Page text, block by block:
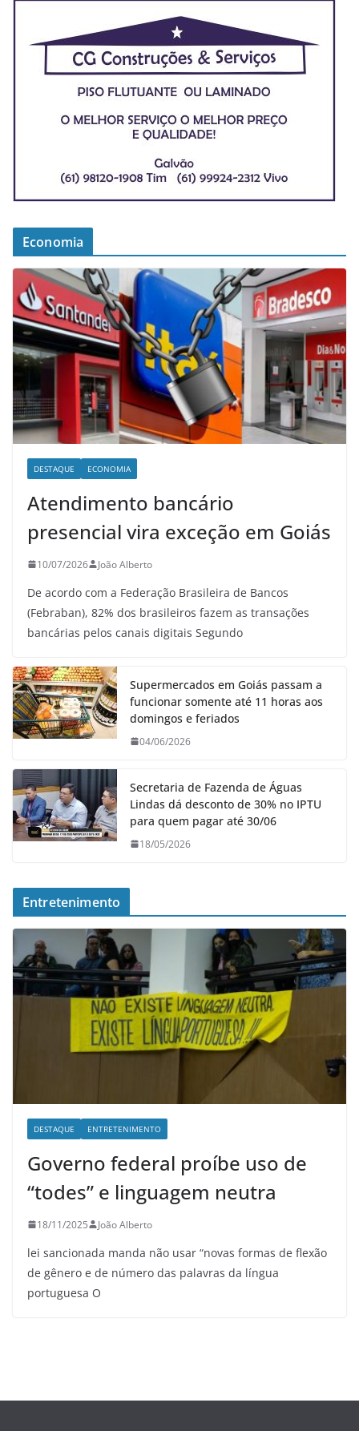
Economia
DESTAQUE ECONOMIA
Atendimento bancário
presencial vira exceção em Goiás
10/07/2026 João Alberto
De acordo com a Federação Brasileira de Bancos
(Febraban), 82% dos brasileiros fazem as transações
bancárias pelos canais digitais Segundo
Supermercados em Goiás passam a
funcionar somente até 11 horas aos
domingos e feriados
04/06/2026
Secretaria de Fazenda de Águas
Lindas dá desconto de 30% no IPTU
para quem pagar até 30/06
18/05/2026
Entretenimento
DESTAQUE ENTRETENIMENTO
Governo federal proíbe uso de
“todes” e linguagem neutra
18/11/2025 João Alberto
lei sancionada manda não usar “novas formas de flexão
de gênero e de número das palavras da língua
portuguesa O